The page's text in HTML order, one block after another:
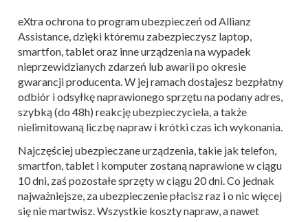
eXtra ochrona to program ubezpieczeń od Allianz
Assistance, dzięki któremu zabezpieczysz laptop,
smartfon, tablet oraz inne urządzenia na wypadek
nieprzewidzianych zdarzeń lub awarii po okresie
gwarancji producenta. W jej ramach dostajesz bezpłatny
odbiór i odsyłkę naprawionego sprzętu na podany adres,
szybką (do 48h) reakcję ubezpieczyciela, a także
nielimitowaną liczbę napraw i krótki czas ich wykonania.
Najczęściej ubezpieczane urządzenia, takie jak telefon,
smartfon, tablet i komputer zostaną naprawione w ciągu
10 dni, zaś pozostałe sprzęty w ciągu 20 dni. Co jednak
najważniejsze, za ubezpieczenie płacisz raz i o nic więcej
się nie martwisz. Wszystkie koszty napraw, a nawet